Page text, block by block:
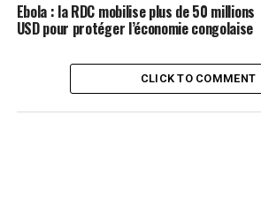
Ebola : la RDC mobilise plus de 50 millions
USD pour protéger l’économie congolaise
CLICK TO COMMENT